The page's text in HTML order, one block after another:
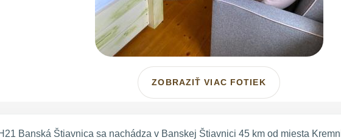
ZOBRAZIŤ VIAC FOTIEK
Banská Štiavnica sa nachádza v Banskej Štiavnici 45 km od miesta